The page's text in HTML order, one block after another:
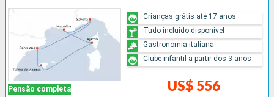
Pensão completa US$ 556
Crianças grátis até 17 anos
Tudo incluído disponível
Gastronomia italiana
Clube infantil a partir dos 3 anos